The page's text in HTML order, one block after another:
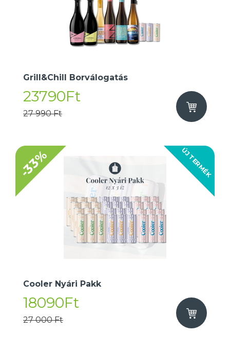
Grill&Chill Borválogatás
23790Ft
27 990 Ft
ÚJ TERMÉK
-33%
Cooler Nyári Pakk
18090Ft
27 000 Ft